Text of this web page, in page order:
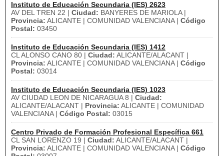
Instituto de Educación Secundaria (IES) 2623
AV DEL TREN 22 | Ciudad: BANYERES DE MARIOLA |
Provincia: ALICANTE | COMUNIDAD VALENCIANA | Código
Postal: 03450
Instituto de Educación Secundaria (IES) 1412
CL ALONSO CANO 80 | Ciudad: ALICANTE/ALACANT |
Provincia: ALICANTE | COMUNIDAD VALENCIANA | Código
Postal: 03014
Instituto de Educación Secundaria (IES) 1023
AV CIUDAD LEON DE NICARAGUA 8 | Ciudad:
ALICANTE/ALACANT | Provincia: ALICANTE | COMUNIDAD
VALENCIANA | Código Postal: 03015
Centro Privado de Formación Profesional Específica 661
CL SAN LORENZO 19 | Ciudad: ALICANTE/ALACANT |
Provincia: ALICANTE | COMUNIDAD VALENCIANA | Código